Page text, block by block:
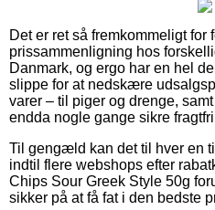
Det er ret så fremkommeligt for
prissammenligning hos
Danmark, og ergo har en hel
slippe for at nedskære
varer – til piger og drenge,
endda nogle gange sikre
Til gengæld kan det til hver en
indtil flere webshops efter
Chips Sour Greek Style 50g
sikker på at få fat i den bedste